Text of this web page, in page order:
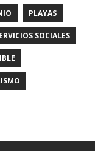
PLAYAS
SOCIALES